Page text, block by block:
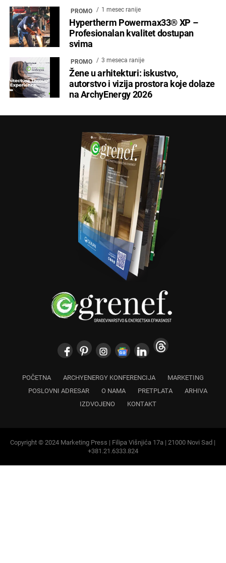
PROMO 1 mesec ranije
Hypertherm Powermax33® XP –
Profesionalan kvalitet dostupan
svima
PROMO 3 meseca ranije
Žene u arhitekturi: iskustvo,
autorstvo i vizija prostora koje dolaze
na ArchyEnergy 2026
POČETNA ARCHYENERGY KONFERENCIJA
MARKETING
POSLOVNI ADRESAR
O NAMA PRETPLATA
ARHIVA
IZDVOJENO
KONTAKT
Copyright © 2024 Marketing Press | Filipa Višnjića 17a | 21000 Novi Sad |
+381.21.6333.824